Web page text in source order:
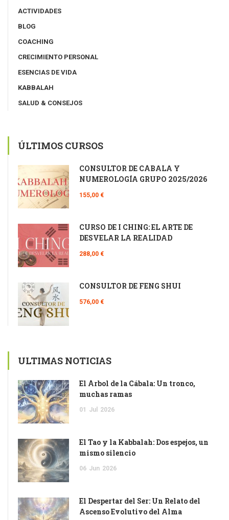
ACTIVIDADES
BLOG
COACHING
CRECIMIENTO PERSONAL
ESENCIAS DE VIDA
KABBALAH
SALUD & CONSEJOS
ÚLTIMOS CURSOS
CONSULTOR DE CÁBALA Y
NUMEROLOGÍA GRUPO 2025/2026
155,00 €
CURSO DE I CHING: EL ARTE DE
DESVELAR LA REALIDAD
288,00 €
CONSULTOR DE FENG SHUI
576,00 €
ULTIMAS NOTICIAS
El Árbol de la Cábala: Un tronco,
muchas ramas
01 Jul 2026
El Tao y la Kabbalah: Dos espejos, un
mismo silencio
06 Jun 2026
El Despertar del Ser: Un Relato del
Ascenso Evolutivo del Alma